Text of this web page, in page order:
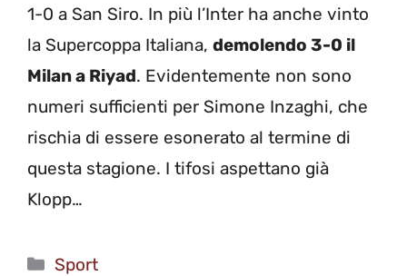
1-0 a San Siro. In più l’Inter ha anche vinto
la Supercoppa Italiana, demolendo 3-0 il
Milan a Riyad. Evidentemente non sono
numeri sufficienti per Simone Inzaghi, che
rischia di essere esonerato al termine di
questa stagione. I tifosi aspettano già
Klopp…
Categorie
Sport